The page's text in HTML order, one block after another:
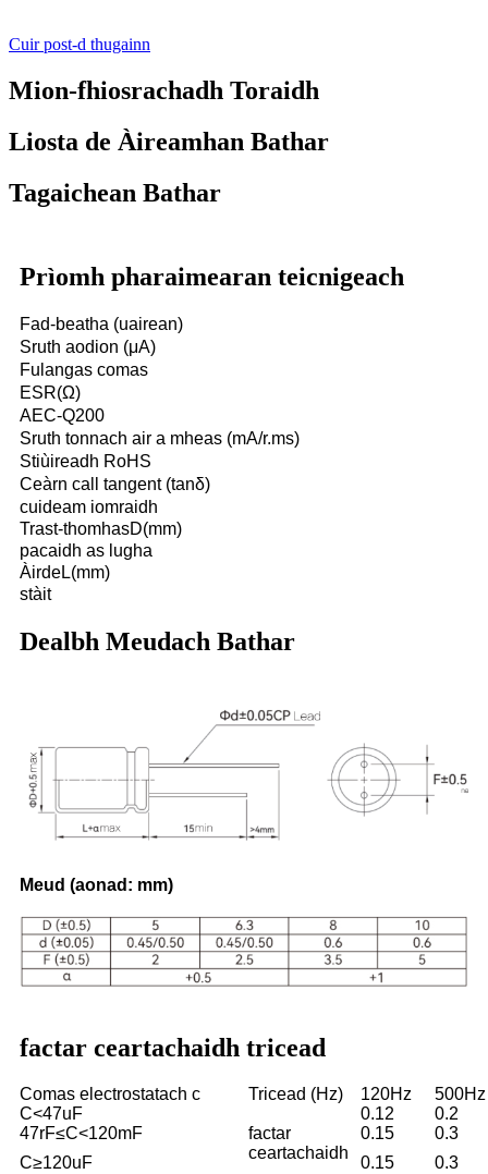
Cuir post-d thugainn
Mion-fhiosrachadh Toraidh
Liosta de Àireamhan Bathar
Tagaichean Bathar
Prìomh pharaimearan teicnigeach
Fad-beatha (uairean)
Sruth aodion (μA)
Fulangas comas
ESR(Ω)
AEC-Q200
Sruth tonnach air a mheas (mA/r.ms)
Stiùireadh RoHS
Ceàrn call tangent (tanδ)
cuideam iomraidh
Trast-thomhasD(mm)
pacaidh as lugha
ÀirdeL(mm)
stàit
Dealbh Meudach Bathar
Meud (aonad: mm)
factar ceartachaidh tricead
Comas electrostatach c Tricead (Hz) 120Hz
500Hz
C<47uF
factar
ceartachaidh
0.12
0.2
47rF≤C<120mF
0.15
0.3
C≥120uF
0.15 0.3